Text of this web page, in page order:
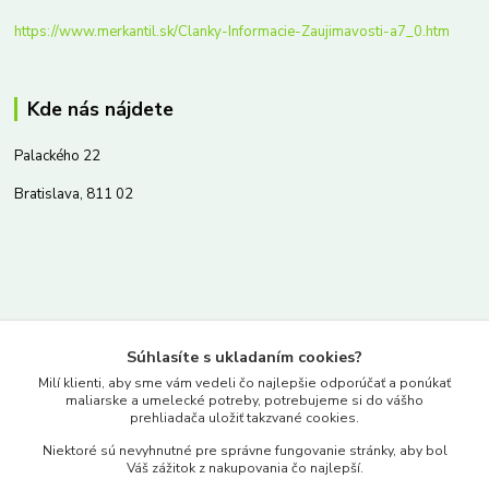
https://www.merkantil.sk/Clanky-Informacie-Zaujimavosti-a7_0.htm
Kde nás nájdete
Palackého 22
Bratislava, 811 02
www.merkantil.sk
Pondelok-Piatok: 9.00-17.00hod.
Súhlasíte s ukladaním cookies?
Milí klienti, aby sme vám vedeli čo najlepšie odporúčať a ponúkať
maliarske a umelecké potreby, potrebujeme si do vášho
prehliadača uložiť takzvané cookies.
Niektoré sú nevyhnutné pre správne fungovanie stránky, aby bol
Váš zážitok z nakupovania čo najlepší.